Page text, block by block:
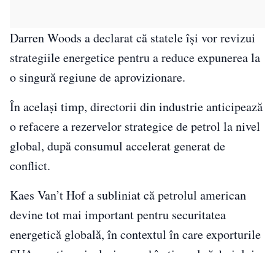
Darren Woods a declarat că statele își vor revizui
strategiile energetice pentru a reduce expunerea la
o singură regiune de aprovizionare.
În același timp, directorii din industrie anticipează
o refacere a rezervelor strategice de petrol la nivel
global, după consumul accelerat generat de
conflict.
Kaes Van’t Hof a subliniat că petrolul american
devine tot mai important pentru securitatea
energetică globală, în contextul în care exporturile